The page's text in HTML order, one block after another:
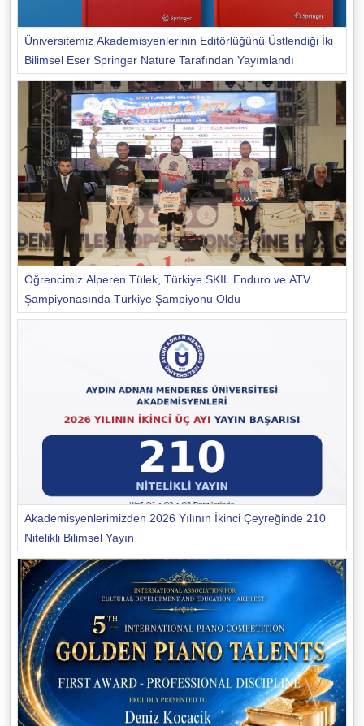
Üniversitemiz Akademisyenlerinin Editörlüğünü Üstlendiği İki
Bilimsel Eser Springer Nature Tarafından Yayımlandı
Öğrencimiz Alperen Tülek, Türkiye SKIL Enduro ve ATV
Şampiyonasında Türkiye Şampiyonu Oldu
Akademisyenlerimizden 2026 Yılının İkinci Çeyreğinde 210
Nitelikli Bilimsel Yayın